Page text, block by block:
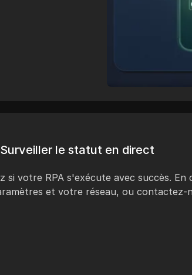
Surveiller le statut en direct
si votre RPA s'exécute avec succès. En
et votre réseau, ou contactez-